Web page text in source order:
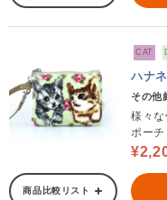
CAT
ハナ
その他
様々
ポーチ
商品比較リスト